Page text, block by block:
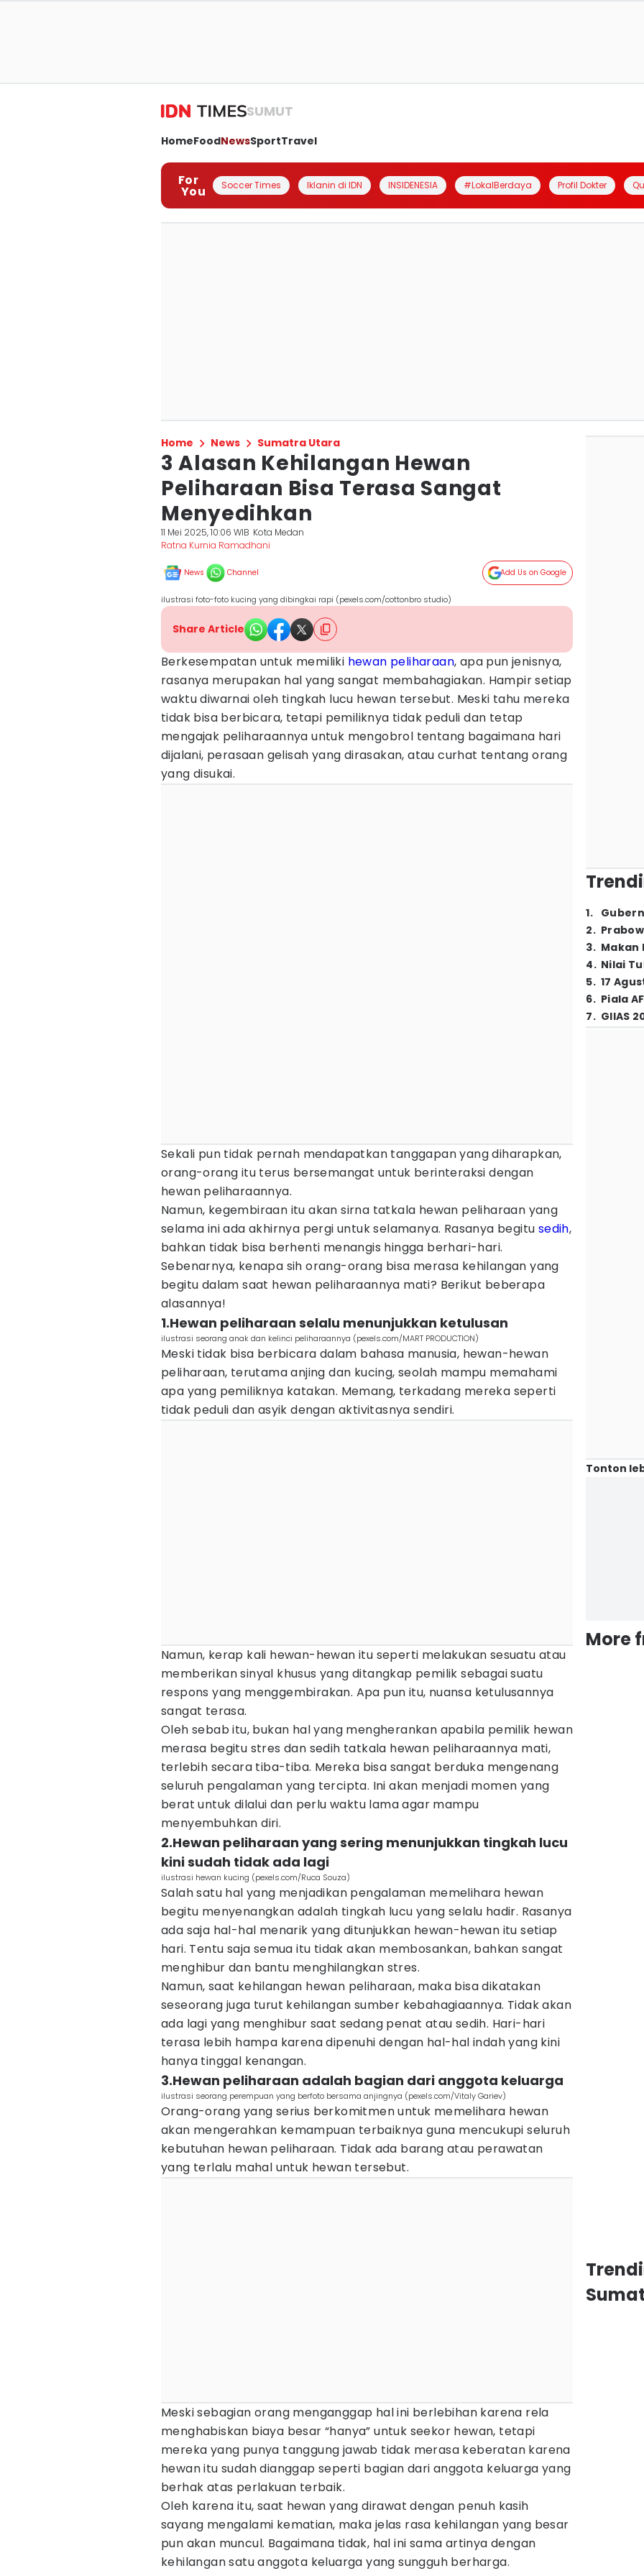
SUMUT
HomeFoodNewsSportTravel
For
You Soccer Times Iklanin di IDN INSIDENESIA #LokalBerdaya Profil Dokter
Home News Sumatra Utara
3 Alasan Kehilangan Hewan
Peliharaan Bisa Terasa Sangat
Menyedihkan
11 Mei 2025, 10:06 WIB Kota Medan
Ratna Kurnia Ramadhani
News Channel Add Us on Google
ilustrasi foto-foto kucing yang dibingkai rapi (pexels.com/cottonbro studio)
Share Article
Berkesempatan untuk memiliki hewan peliharaan, apa pun jenisnya,
rasanya merupakan hal yang sangat membahagiakan. Hampir setiap
waktu diwarnai oleh tingkah lucu hewan tersebut. Meski tahu mereka
tidak bisa berbicara, tetapi pemiliknya tidak peduli dan tetap
mengajak peliharaannya untuk mengobrol tentang bagaimana hari
dijalani, perasaan gelisah yang dirasakan, atau curhat tentang orang
yang disukai.
Sekali pun tidak pernah mendapatkan tanggapan yang diharapkan,
orang-orang itu terus bersemangat untuk berinteraksi dengan
hewan peliharaannya.
Namun, kegembiraan itu akan sirna tatkala hewan peliharaan yang
selama ini ada akhirnya pergi untuk selamanya. Rasanya begitu sedih,
bahkan tidak bisa berhenti menangis hingga berhari-hari.
Sebenarnya, kenapa sih orang-orang bisa merasa kehilangan yang
begitu dalam saat hewan peliharaannya mati? Berikut beberapa
alasannya!
1.Hewan peliharaan selalu menunjukkan ketulusan
ilustrasi seorang anak dan kelinci peliharaannya (pexels.com/MART PRODUCTION)
Meski tidak bisa berbicara dalam bahasa manusia, hewan-hewan
peliharaan, terutama anjing dan kucing, seolah mampu memahami
apa yang pemiliknya katakan. Memang, terkadang mereka seperti
tidak peduli dan asyik dengan aktivitasnya sendiri.
Namun, kerap kali hewan-hewan itu seperti melakukan sesuatu atau
memberikan sinyal khusus yang ditangkap pemilik sebagai suatu
respons yang menggembirakan. Apa pun itu, nuansa ketulusannya
sangat terasa.
Oleh sebab itu, bukan hal yang mengherankan apabila pemilik hewan
merasa begitu stres dan sedih tatkala hewan peliharaannya mati,
terlebih secara tiba-tiba. Mereka bisa sangat berduka mengenang
seluruh pengalaman yang tercipta. Ini akan menjadi momen yang
berat untuk dilalui dan perlu waktu lama agar mampu
menyembuhkan diri.
2.Hewan peliharaan yang sering menunjukkan tingkah lucu
kini sudah tidak ada lagi
ilustrasi hewan kucing (pexels.com/Ruca Souza)
Salah satu hal yang menjadikan pengalaman memelihara hewan
begitu menyenangkan adalah tingkah lucu yang selalu hadir. Rasanya
ada saja hal-hal menarik yang ditunjukkan hewan-hewan itu setiap
hari. Tentu saja semua itu tidak akan membosankan, bahkan sangat
menghibur dan bantu menghilangkan stres.
Namun, saat kehilangan hewan peliharaan, maka bisa dikatakan
seseorang juga turut kehilangan sumber kebahagiaannya. Tidak akan
ada lagi yang menghibur saat sedang penat atau sedih. Hari-hari
terasa lebih hampa karena dipenuhi dengan hal-hal indah yang kini
hanya tinggal kenangan.
3.Hewan peliharaan adalah bagian dari anggota keluarga
ilustrasi seorang perempuan yang berfoto bersama anjingnya (pexels.com/Vitaly Gariev)
Orang-orang yang serius berkomitmen untuk memelihara hewan
akan mengerahkan kemampuan terbaiknya guna mencukupi seluruh
kebutuhan hewan peliharaan. Tidak ada barang atau perawatan
yang terlalu mahal untuk hewan tersebut.
Meski sebagian orang menganggap hal ini berlebihan karena rela
menghabiskan biaya besar “hanya” untuk seekor hewan, tetapi
mereka yang punya tanggung jawab tidak merasa keberatan karena
hewan itu sudah dianggap seperti bagian dari anggota keluarga yang
berhak atas perlakuan terbaik.
Oleh karena itu, saat hewan yang dirawat dengan penuh kasih
sayang mengalami kematian, maka jelas rasa kehilangan yang besar
pun akan muncul. Bagaimana tidak, hal ini sama artinya dengan
kehilangan satu anggota keluarga yang sungguh berharga.
1.
2.
3. Makan
4. Nilai
5. 17
6. Piala
7. GIIAS
Tonton
More